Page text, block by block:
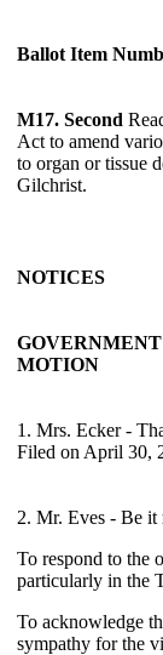
Ballot Item
M17. Second
Act to amend
to organ or tissue
Gilchrist.
NOTICES
MOTION
1. Mrs. Ecker -
Filed on April 30,
2. Mr. Eves - Be it
To respond to the
particularly in the
To acknowledge
sympathy for the